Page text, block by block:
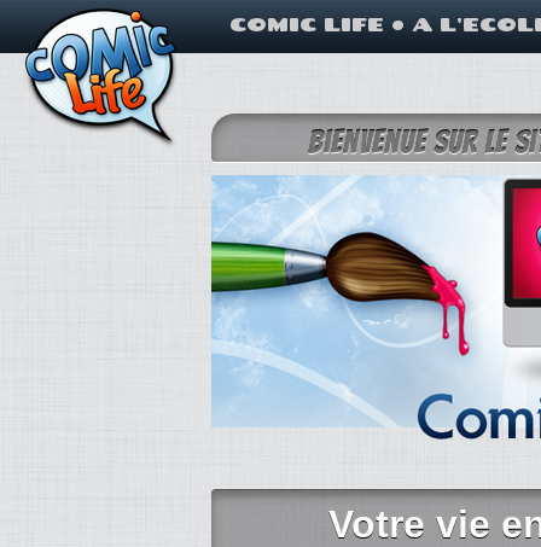
COMIC LIFE • A
Bienvenue sur le
Votre vie